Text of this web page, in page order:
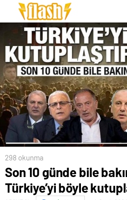
298 okunma
Son 10 günde bile
Türkiye’yi böyle